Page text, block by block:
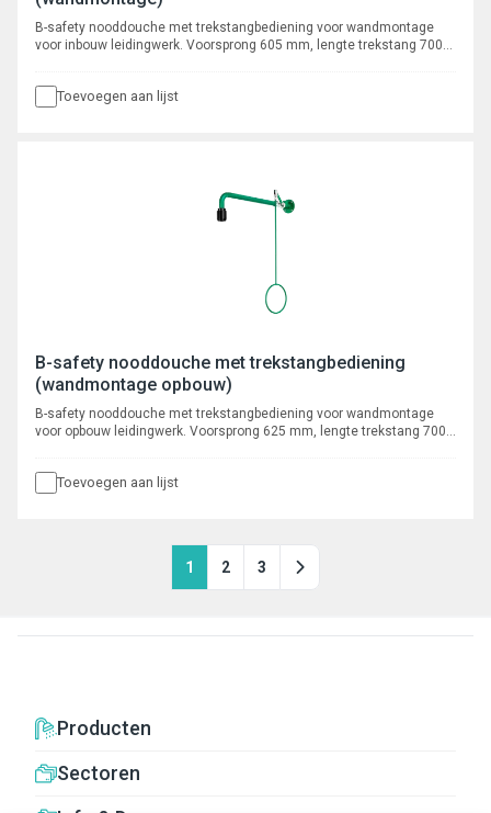
B-safety nooddouche met trekstangbediening voor wandmontage
voor inbouw leidingwerk. Voorsprong 605 mm, lengte trekstang 700
Toevoegen aan lijst
B-safety nooddouche met trekstangbediening
(wandmontage opbouw)
B-safety nooddouche met trekstangbediening voor wandmontage
voor opbouw leidingwerk. Voorsprong 625 mm, lengte trekstang 700
Toevoegen aan lijst
1 2 3
Producten
Sectoren